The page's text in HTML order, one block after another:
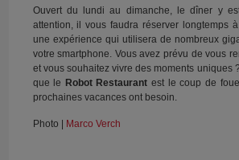
Ouvert du lundi au dimanche, le dîner y
attention, il vous faudra réserver longtemps
une expérience qui utilisera de nombreux
votre smartphone. Vous avez prévu de vous
et vous souhaitez vivre des moments uniques
que le Robot Restaurant est le coup de
prochaines vacances ont besoin.
Photo | Marco Verch